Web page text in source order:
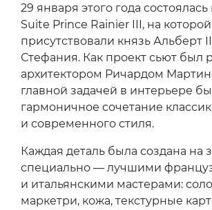
29 января этого года
Suite Prince Rainier III, на которой
присутствовали князь Альберт
Стефания. Как проект сьют был
архитектором Ричардом
главной задачей в интерьере
гармоничное сочетание
и современного стиля.
Каждая деталь была создана на
специально — лучшими
и итальянскими мастерами:
маркетри, кожа, текстурные